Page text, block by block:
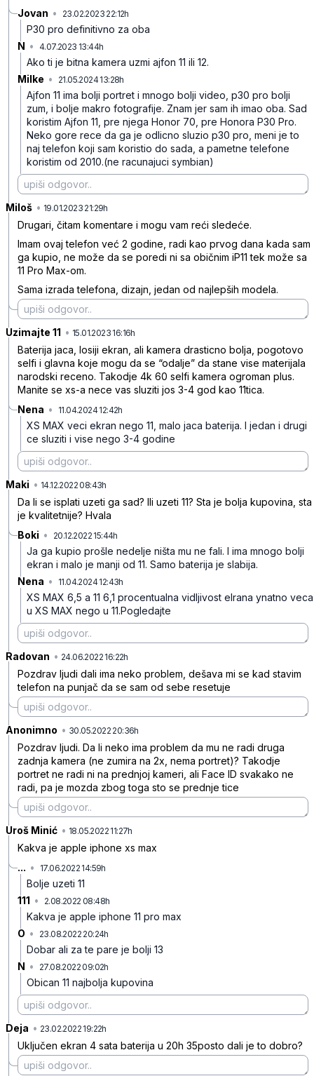
Jovan • 23.02.2023 22:12h
P30 pro definitivno za oba
N • 4.07.2023 13:44h
Ako ti je bitna kamera uzmi ajfon 11 ili 12.
Milke • 21.05.2024 13:28h
Ajfon 11 ima bolji portret i mnogo bolji video, p30 pro bolji
zum, i bolje makro fotografije. Znam jer sam ih imao oba. Sad
koristim Ajfon 11, pre njega Honor 70, pre Honora P30 Pro.
Neko gore rece da ga je odlicno sluzio p30 pro, meni je to
naj telefon koji sam koristio do sada, a pametne telefone
koristim od 2010.(ne racunajuci symbian)
Miloš • 19.01.2023 21:29h
Drugari, čitam komentare i mogu vam reći sledeće.
Imam ovaj telefon već 2 godine, radi kao prvog dana kada sam
ga kupio, ne može da se poredi ni sa običnim iP11 tek može sa
11 Pro Max-om.
Sama izrada telefona, dizajn, jedan od najlepših modela.
Uzimajte 11 • 15.01.2023 16:16h
Baterija jaca, losiji ekran, ali kamera drasticno bolja, pogotovo
selfi i glavna koje mogu da se “odalje” da stane vise materijala
narodski receno. Takodje 4k 60 selfi kamera ogroman plus.
Manite se xs-a nece vas sluziti jos 3-4 god kao 11tica.
Nena • 11.04.2024 12:42h
XS MAX veci ekran nego 11, malo jaca baterija. I jedan i drugi
ce sluziti i vise nego 3-4 godine
Maki • 14.12.2022 08:43h
Da li se isplati uzeti ga sad? Ili uzeti 11? Sta je bolja kupovina, sta
je kvalitetnije? Hvala
Boki • 20.12.2022 15:44h
Ja ga kupio prošle nedelje ništa mu ne fali. I ima mnogo bolji
ekran i malo je manji od 11. Samo baterija je slabija.
Nena • 11.04.2024 12:43h
XS MAX 6,5 a 11 6,1 procentualna vidljivost elrana ynatno veca
u XS MAX nego u 11.Pogledajte
Radovan • 24.06.2022 16:22h
Pozdrav ljudi dali ima neko problem, dešava mi se kad stavim
telefon na punjač da se sam od sebe resetuje
Anonimno • 30.05.2022 20:36h
Pozdrav ljudi. Da li neko ima problem da mu ne radi druga
zadnja kamera (ne zumira na 2x, nema portret)? Takodje
portret ne radi ni na prednjoj kameri, ali Face ID svakako ne
radi, pa je mozda zbog toga sto se prednje tice
Uroš Minić • 18.05.2022 11:27h
Kakva je apple iphone xs max
... • 17.06.2022 14:59h
Bolje uzeti 11
111 • 2.08.2022 08:48h
Kakva je apple iphone 11 pro max
O • 23.08.2022 20:24h
Dobar ali za te pare je bolji 13
N • 27.08.2022 09:02h
Obican 11 najbolja kupovina
Deja • 23.02.2022 19:22h
Uključen ekran 4 sata baterija u 20h 35posto dali je to dobro?